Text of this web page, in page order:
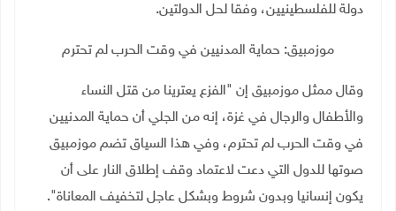
دولة للفلسطينيين، وفقا لحل الدولتين.
موزمبيق: حماية المدنيين في وقت الحرب لم تحترم
وقال ممثل موزمبيق إن "الفزع يعترينا من قتل النساء
والأطفال والرجال في غزة، إنه من الجلي أن حماية المدنيين
في وقت الحرب لم تحترم، وفي هذا السياق تضم موزمبيق
صوتها للدول التي دعت لاعتماد وقف إطلاق النار على أن
يكون إنسانيا وبدون شروط وبشكل عاجل لتخفيف المعاناة".